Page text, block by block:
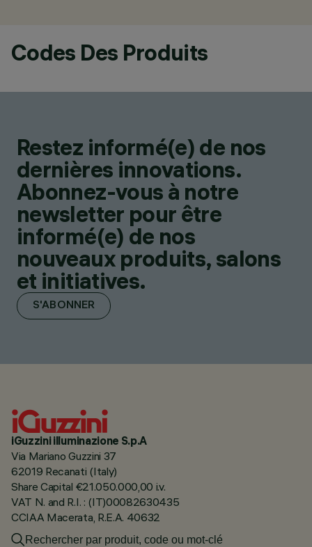
Codes Des Produits
Restez informé(e) de nos
dernières innovations.
Abonnez-vous à notre
newsletter pour être
informé(e) de nos
nouveaux produits, salons
et initiatives.
S'ABONNER
iGuzzini illuminazione S.p.A
Via Mariano Guzzini 37
62019 Recanati (Italy)
Share Capital €21.050.000,00 i.v.
VAT N. and R.I. : (IT)00082630435
CCIAA Macerata, R.E.A. 40632